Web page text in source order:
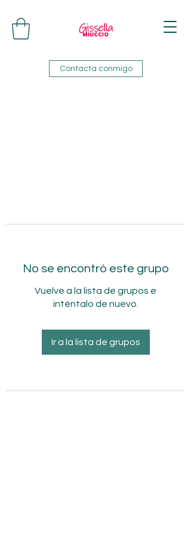
Contacta conmigo
No se encontró este grupo
Vuelve a la lista de grupos e
inténtalo de nuevo.
Ir a la lista de grupos